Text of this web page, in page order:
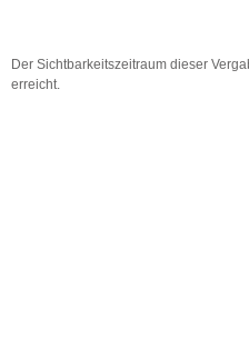
Der Sichtbarkeitszeitraum dieser
erreicht.